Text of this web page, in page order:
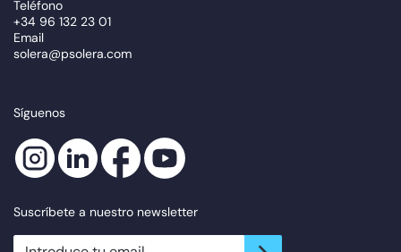
Teléfono
+34 96 132 23 01
Email
solera@psolera.com
Síguenos
Suscríbete a nuestro newsletter
newsletter.suscribe